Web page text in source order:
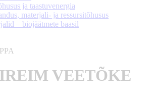
ja taastuvenergia
materjali- ja ressursitõhusus
– biojäätmete baasil
VEETÕKE